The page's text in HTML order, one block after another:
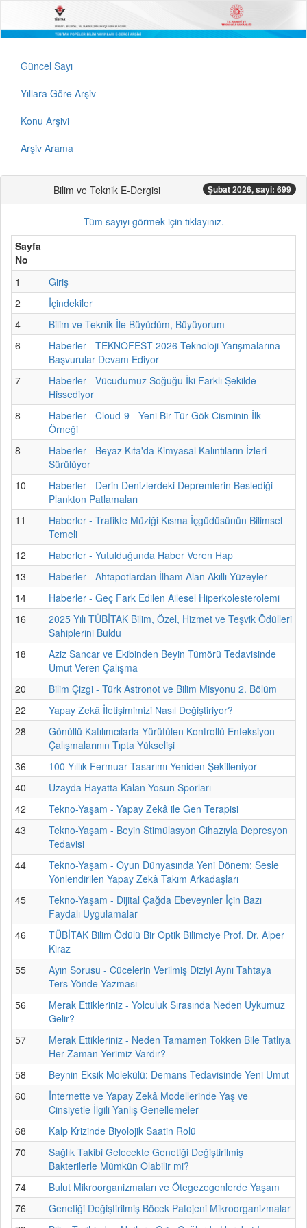
Güncel Sayı
Yıllara Göre Arşiv
Konu Arşivi
Arşiv Arama
Bilim ve Teknik E-Dergisi Şubat 2026, sayi: 699
Tüm sayıyı görmek için tıklayınız.
Sayfa
No
1
Giriş
2
İçindekiler
4
Bilim ve Teknik İle Büyüdüm, Büyüyorum
6
Haberler - TEKNOFEST 2026 Teknoloji Yarışmalarına
Başvurular Devam Ediyor
7
Haberler - Vücudumuz Soğuğu İki Farklı Şekilde
Hissediyor
8
Haberler - Cloud-9 - Yeni Bir Tür Gök Cisminin İlk
Örneği
8
Haberler - Beyaz Kıta'da Kimyasal Kalıntıların İzleri
Sürülüyor
10
Haberler - Derin Denizlerdeki Depremlerin Beslediği
Plankton Patlamaları
11
Haberler - Trafikte Müziği Kısma İçgüdüsünün Bilimsel
Temeli
12
Haberler - Yutulduğunda Haber Veren Hap
13
Haberler - Ahtapotlardan İlham Alan Akıllı Yüzeyler
14
Haberler - Geç Fark Edilen Ailesel Hiperkolesterolemi
16
2025 Yılı TÜBİTAK Bilim, Özel, Hizmet ve Teşvik Ödülleri
Sahiplerini Buldu
18
Aziz Sancar ve Ekibinden Beyin Tümörü Tedavisinde
Umut Veren Çalışma
20
Bilim Çizgi - Türk Astronot ve Bilim Misyonu 2. Bölüm
22
Yapay Zekâ İletişimimizi Nasıl Değiştiriyor?
28
Gönüllü Katılımcılarla Yürütülen Kontrollü Enfeksiyon
Çalışmalarının Tıpta Yükselişi
36
100 Yıllık Fermuar Tasarımı Yeniden Şekilleniyor
40
Uzayda Hayatta Kalan Yosun Sporları
42
Tekno-Yaşam - Yapay Zekâ ile Gen Terapisi
43
Tekno-Yaşam - Beyin Stimülasyon Cihazıyla Depresyon
Tedavisi
44
Tekno-Yaşam - Oyun Dünyasında Yeni Dönem: Sesle
Yönlendirilen Yapay Zekâ Takım Arkadaşları
45
Tekno-Yaşam - Dijital Çağda Ebeveynler İçin Bazı
Faydalı Uygulamalar
46
TÜBİTAK Bilim Ödülü Bir Optik Bilimciye Prof. Dr. Alper
Kiraz
55
Ayın Sorusu - Cücelerin Verilmiş Diziyi Aynı Tahtaya
Ters Yönde Yazması
56
Merak Ettikleriniz - Yolculuk Sırasında Neden Uykumuz
Gelir?
57
Merak Ettikleriniz - Neden Tamamen Tokken Bile Tatlıya
Her Zaman Yerimiz Vardır?
58
Beynin Eksik Molekülü: Demans Tedavisinde Yeni Umut
60
İnternette ve Yapay Zekâ Modellerinde Yaş ve
Cinsiyetle İlgili Yanlış Genellemeler
68
Kalp Krizinde Biyolojik Saatin Rolü
70
Sağlık Takibi Gelecekte Genetiği Değiştirilmiş
Bakterilerle Mümkün Olabilir mi?
74
Bulut Mikroorganizmaları ve Ötegezegenlerde Yaşam
76
Genetiği Değiştirilmiş Böcek Patojeni Mikroorganizmalar